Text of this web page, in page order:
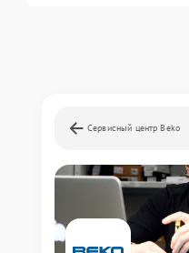
Сервисный центр Beko